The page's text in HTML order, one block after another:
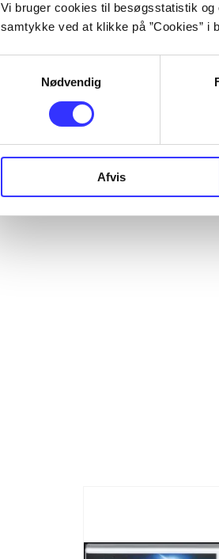
Vi bruger cookies til besøgsstatistik
samtykke ved at klikke på ”Cookies” i
Nødvendig
Afvis